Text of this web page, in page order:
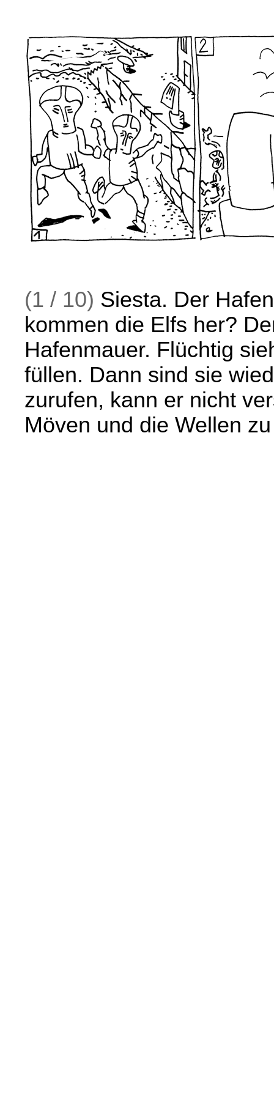
(1 / 10) Siesta. Der
kommen die Elfs her?
Hafenmauer. Flüchtig
füllen. Dann sind sie
zurufen, kann er nicht
Möven und die Wellen